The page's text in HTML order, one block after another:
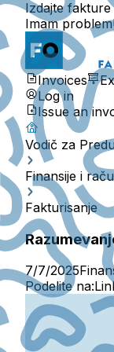
Izdajte
Imam problem
Invoices
Log in
Issue an
Vodič za
Finansije i
Fakturisanje
7/7/2025
Podelite na: